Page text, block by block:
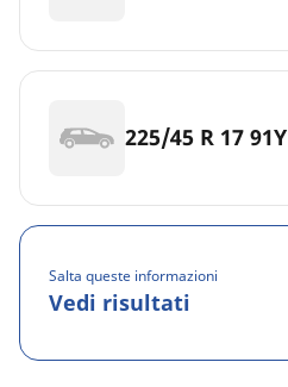
225/45 R 17 91Y
Salta queste informazioni
Vedi risultati